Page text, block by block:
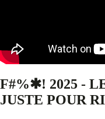
F#%✱! 2025 -
JUSTE POUR